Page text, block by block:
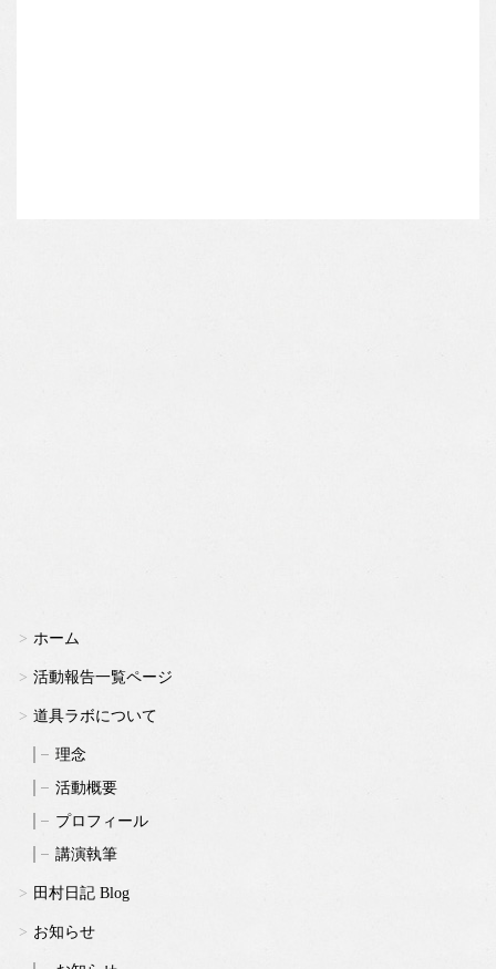
ホーム
活動報告一覧ページ
道具ラボについて
理念
活動概要
プロフィール
講演執筆
田村日記 Blog
お知らせ